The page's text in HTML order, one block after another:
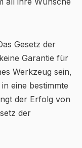
Gesetz der
Garantie für
Werkzeug sein,
eine bestimmte
der Erfolg von
der